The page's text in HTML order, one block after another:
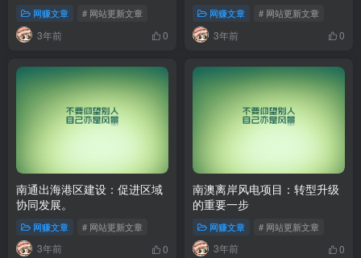
网赚文章 # 网站更新文章
3年前 0
网赚文章 # 网站更新文章
3年前 0
南通出海港区建设：促进区域
协同发展。
网赚文章 # 网站更新文章
3年前 0
南澳离岸风电项目：转型升级
的重要一步
网赚文章 # 网站更新文章
3年前 0